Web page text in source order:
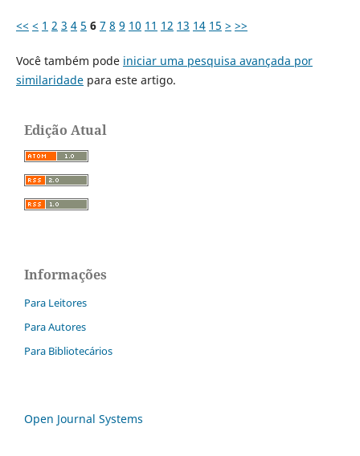
<< < 1 2 3 4 5 6 7 8 9 10 11 12 13 14 15 > >>
Você também pode iniciar uma pesquisa avançada por
similaridadepara este artigo.
Edição Atual
Informações
Para Leitores
Para Autores
Para Bibliotecários
Open Journal Systems